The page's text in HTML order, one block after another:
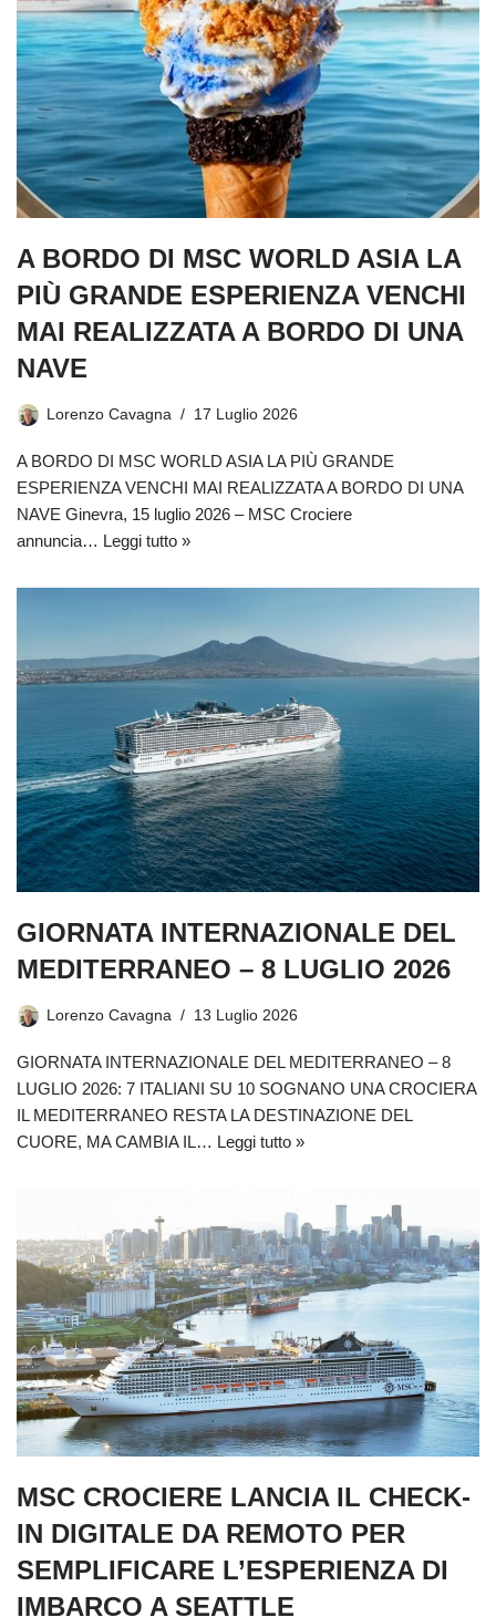
A BORDO DI MSC WORLD ASIA LA
PIÙ GRANDE ESPERIENZA VENCHI
MAI REALIZZATA A BORDO DI UNA
NAVE
Lorenzo Cavagna 17 Luglio 2026
A BORDO DI MSC WORLD ASIA LA PIÙ GRANDE
ESPERIENZA VENCHI MAI REALIZZATA A BORDO DI UNA
NAVE Ginevra, 15 luglio 2026 – MSC Crociere
annuncia… Leggi tutto »
GIORNATA INTERNAZIONALE DEL
MEDITERRANEO – 8 LUGLIO 2026
Lorenzo Cavagna 13 Luglio 2026
GIORNATA INTERNAZIONALE DEL MEDITERRANEO – 8
LUGLIO 2026: 7 ITALIANI SU 10 SOGNANO UNA CROCIERA
IL MEDITERRANEO RESTA LA DESTINAZIONE DEL
CUORE, MA CAMBIA IL… Leggi tutto »
MSC CROCIERE LANCIA IL CHECK-
IN DIGITALE DA REMOTO PER
SEMPLIFICARE L’ESPERIENZA DI
IMBARCO A SEATTLE